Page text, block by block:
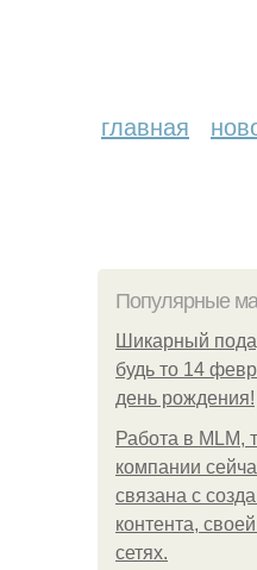
главная
Популярные
Шикарный
будь то 14
день рождения!
Работа в MLM,
компании
связана с
контента,
сетях.